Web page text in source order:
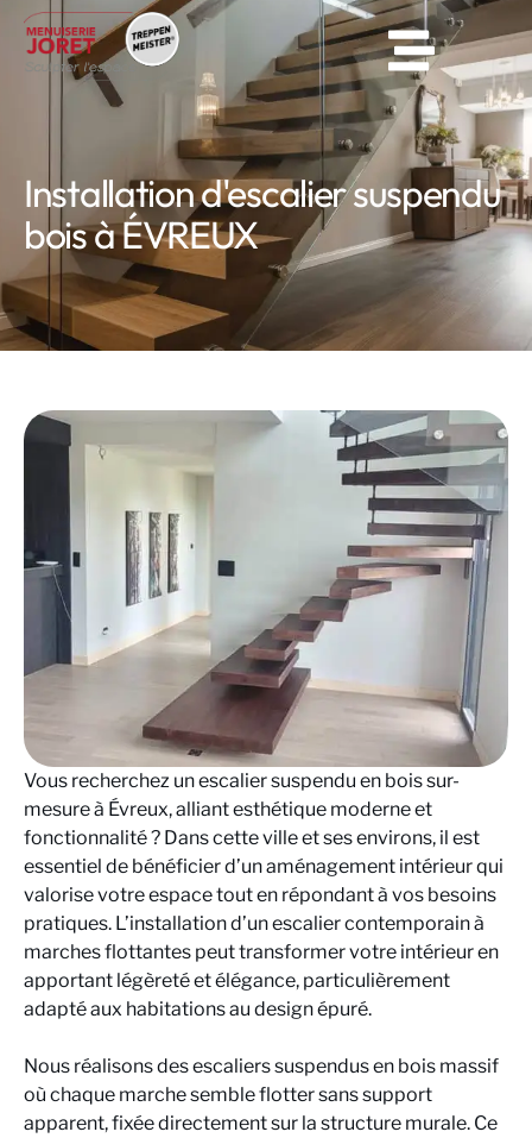
Installation d'escalier suspendu
bois à ÉVREUX
Vous recherchez un escalier suspendu en bois sur-
mesure à Évreux, alliant esthétique moderne et
fonctionnalité ? Dans cette ville et ses environs, il est
essentiel de bénéficier d’un aménagement intérieur qui
valorise votre espace tout en répondant à vos besoins
pratiques. L’installation d’un escalier contemporain à
marches flottantes peut transformer votre intérieur en
apportant légèreté et élégance, particulièrement
adapté aux habitations au design épuré.
Nous réalisons des escaliers suspendus en bois massif
où chaque marche semble flotter sans support
apparent, fixée directement sur la structure murale. Ce